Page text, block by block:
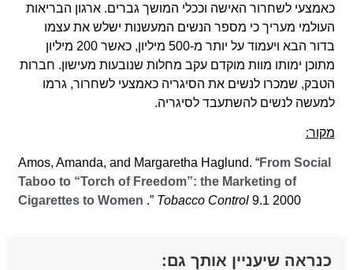
כאמצעי לשחרור האישה וככלי המושך גברים. ארגון הבריאות
העולמי מעריך כי מספר הנשים המעשנות ישלש את עצמו
בדור הבא ויעמוד על יותר מ-500 מיליון, כאשר 200 מיליון
מתוכן ימותו מוות מוקדם עקב מחלות שנובעות מעישון. חברות
הטבק, שמכרו לנשים את הסיגריה כאמצעי לשחרור, גרמו
למעשה לנשים להשתעבד לסיגריה.
מקור:
Amos, Amanda, and Margaretha Haglund. “From Social
Taboo to “Torch of Freedom”: the Marketing of
Cigarettes to Women .” Tobacco Control 9.1 2000
כנראה שיעניין אותך גם: